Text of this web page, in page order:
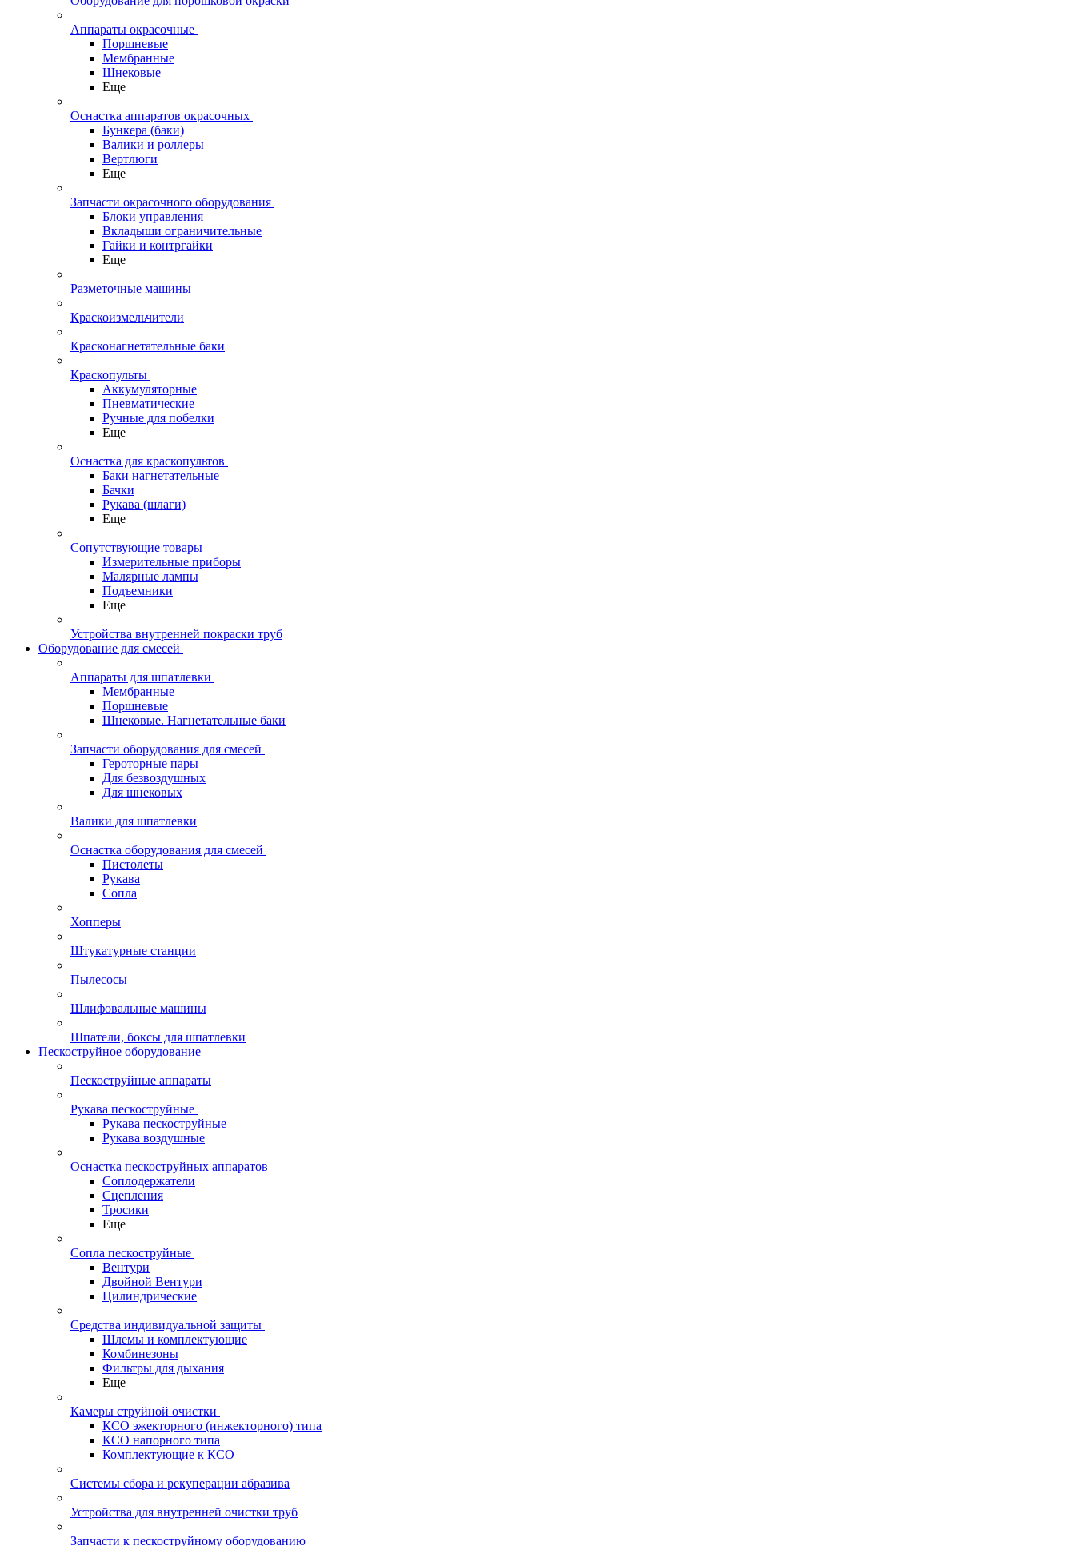
Аппараты окрасочные
Поршневые
Мембранные
Шнековые
Еще
Оснастка аппаратов окрасочных
Бункера (баки)
Валики и роллеры
Вертлюги
Еще
Запчасти окрасочного оборудования
Блоки управления
Вкладыши ограничительные
Гайки и контргайки
Еще
Разметочные машины
Краскоизмельчители
Красконагнетательные баки
Краскопульты
Аккумуляторные
Пневматические
Ручные для побелки
Еще
Оснастка для краскопультов
Баки нагнетательные
Бачки
Рукава (шлаги)
Еще
Сопутствующие товары
Измерительные приборы
Малярные лампы
Подъемники
Еще
Устройства внутренней покраски труб
Оборудование для смесей
Аппараты для шпатлевки
Мембранные
Поршневые
Шнековые. Нагнетательные баки
Запчасти оборудования для смесей
Героторные пары
Для безвоздушных
Для шнековых
Валики для шпатлевки
Оснастка оборудования для смесей
Пистолеты
Рукава
Сопла
Хопперы
Штукатурные станции
Пылесосы
Шлифовальные машины
Шпатели, боксы для шпатлевки
Пескоструйное оборудование
Пескоструйные аппараты
Рукава пескоструйные
Рукава пескоструйные
Рукава воздушные
Оснастка пескоструйных аппаратов
Соплодержатели
Сцепления
Тросики
Еще
Сопла пескоструйные
Вентури
Двойной Вентури
Цилиндрические
Средства индивидуальной защиты
Шлемы и комплектующие
Комбинезоны
Фильтры для дыхания
Еще
Камеры струйной очистки
КСО эжекторного (инжекторного) типа
КСО напорного типа
Комплектующие к КСО
Системы сбора и рекуперации абразива
Устройства для внутренней очистки труб
Запчасти к пескоструйному оборудованию